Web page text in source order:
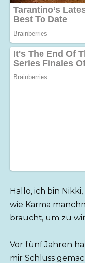
Hallo, ich bin
wie Karma
braucht, um zu
Vor fünf Jahren
mir Schluss